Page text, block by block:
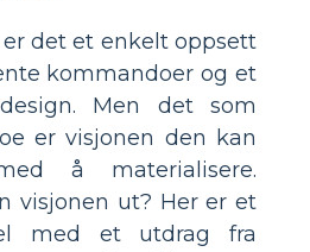
det et enkelt oppsett
kommandoer og et
Men det som
er visjonen den kan
å materialisere.
visjonen ut? Her er et
med et utdrag fra